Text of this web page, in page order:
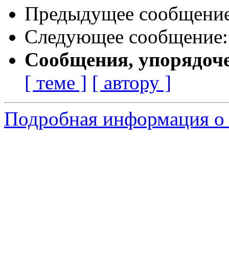
Предыдущее
Следующее
Сообщения,
[ теме ] [ автору ]
Подробная информация о